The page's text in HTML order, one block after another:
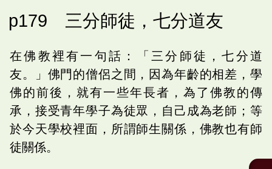
p179 三分師徒，七分道友
在佛教裡有一句話：「三分師徒，七分道
友。」佛門的僧侶之間，因為年齡的相差，學
佛的前後，就有一些年長者，為了佛教的傳
承，接受青年學子為徒眾，自己成為老師；等
於今天學校裡面，所謂師生關係，佛教也有師
徒關係。